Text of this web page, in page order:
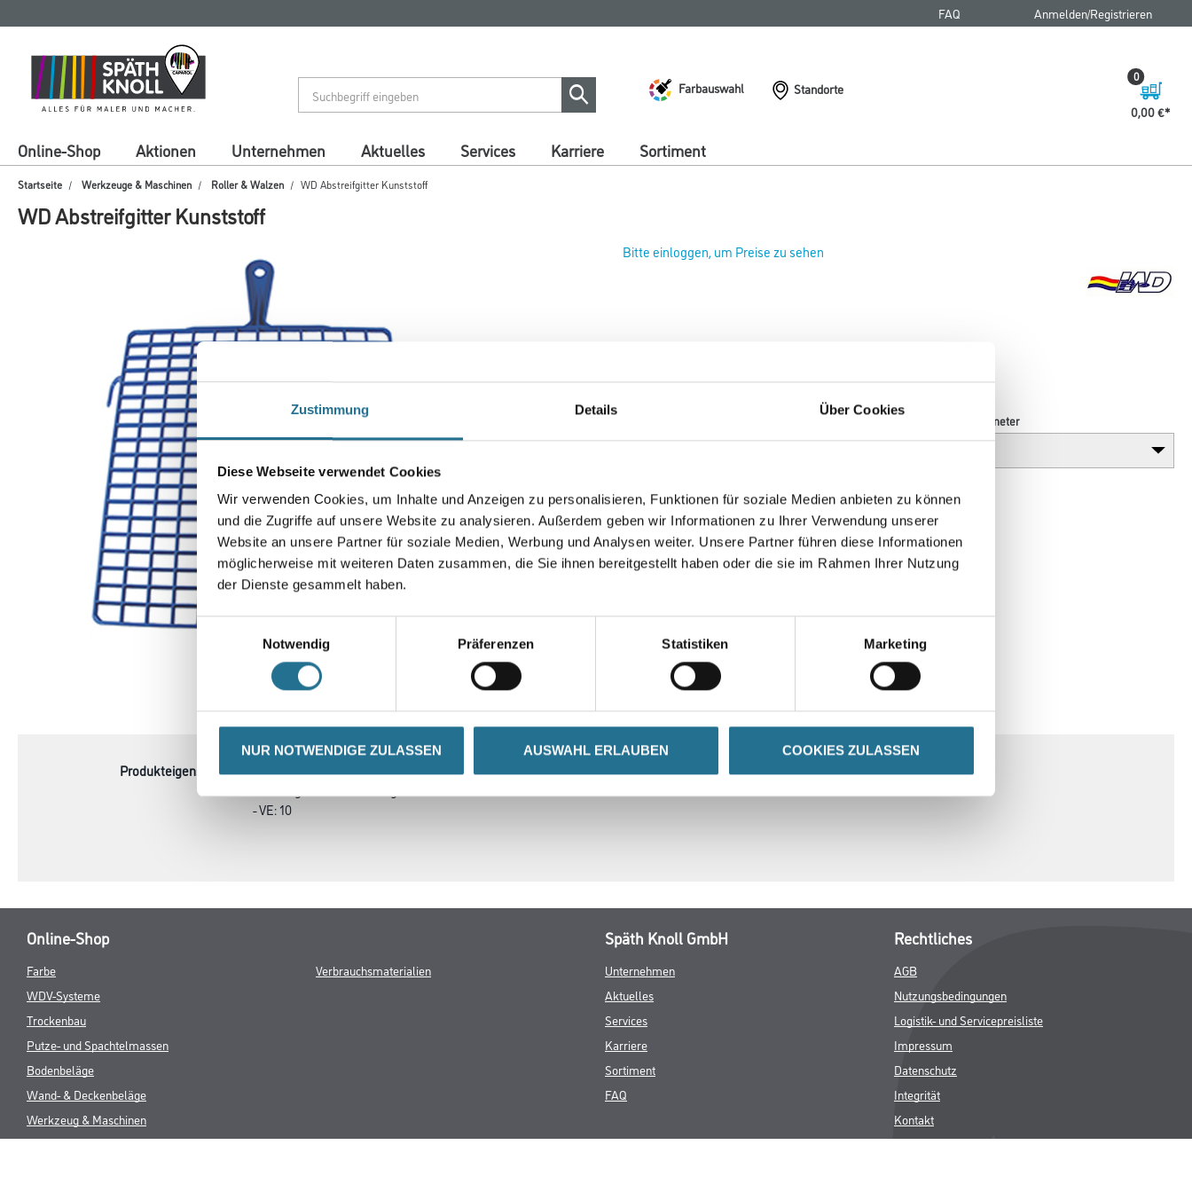
Zustimmung Details Über Cookies
Diese Webseite verwendet Cookies
Wir verwenden Cookies, um Inhalte und Anzeigen zu personalisieren, Funktionen für soziale Medien anbieten zu können
und die Zugriffe auf unsere Website zu analysieren. Außerdem geben wir Informationen zu Ihrer Verwendung unserer
Website an unsere Partner für soziale Medien, Werbung und Analysen weiter. Unsere Partner führen diese Informationen
möglicherweise mit weiteren Daten zusammen, die Sie ihnen bereitgestellt haben oder die sie im Rahmen Ihrer Nutzung
der Dienste gesammelt haben.
Einwilligungsauswahl
Notwendig
Präferenzen Statistiken Marketing
NUR NOTWENDIGE ZULASSEN AUSWAHL ERLAUBEN COOKIES ZULASSEN
springen
springen
FAQ Anmelden/Registrieren
Farbauswahl
Standorte
0,00 €
0
Online-Shop Aktionen Unternehmen Aktuelles Services Karriere Sortiment
Startseite Werkzeuge & Maschinen Roller & Walzen WD Abstreifgitter Kunststoff
WD Abstreifgitter Kunststoff
Bitte einloggen, um Preise zu sehen
Art-Nr.:4086-007420
Breite in millimeter
Umrechnungsfaktoren
CURRENT
TAB:
PRODUKTEIGENSCHAFTEN ZUSATZINFOS GEFAHRENHINWEISE SPEZIFIKATIONEN
Produkteigenschaft
- Kunsstoff
- VE: 10
Online-Shop
Farbe
WDV-Systeme
Trockenbau
Putze- und Spachtelmassen
Bodenbeläge
Wand- & Deckenbeläge
Werkzeug & Maschinen
Verbrauchsmaterialien
Späth Knoll GmbH
Unternehmen
Aktuelles
Services
Karriere
Sortiment
FAQ
Rechtliches
AGB
Nutzungsbedingungen
Logistik- und Servicepreisliste
Impressum
Datenschutz
Integrität
Kontakt